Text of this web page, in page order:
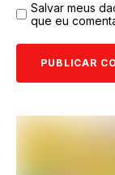
Salvar meus
que eu